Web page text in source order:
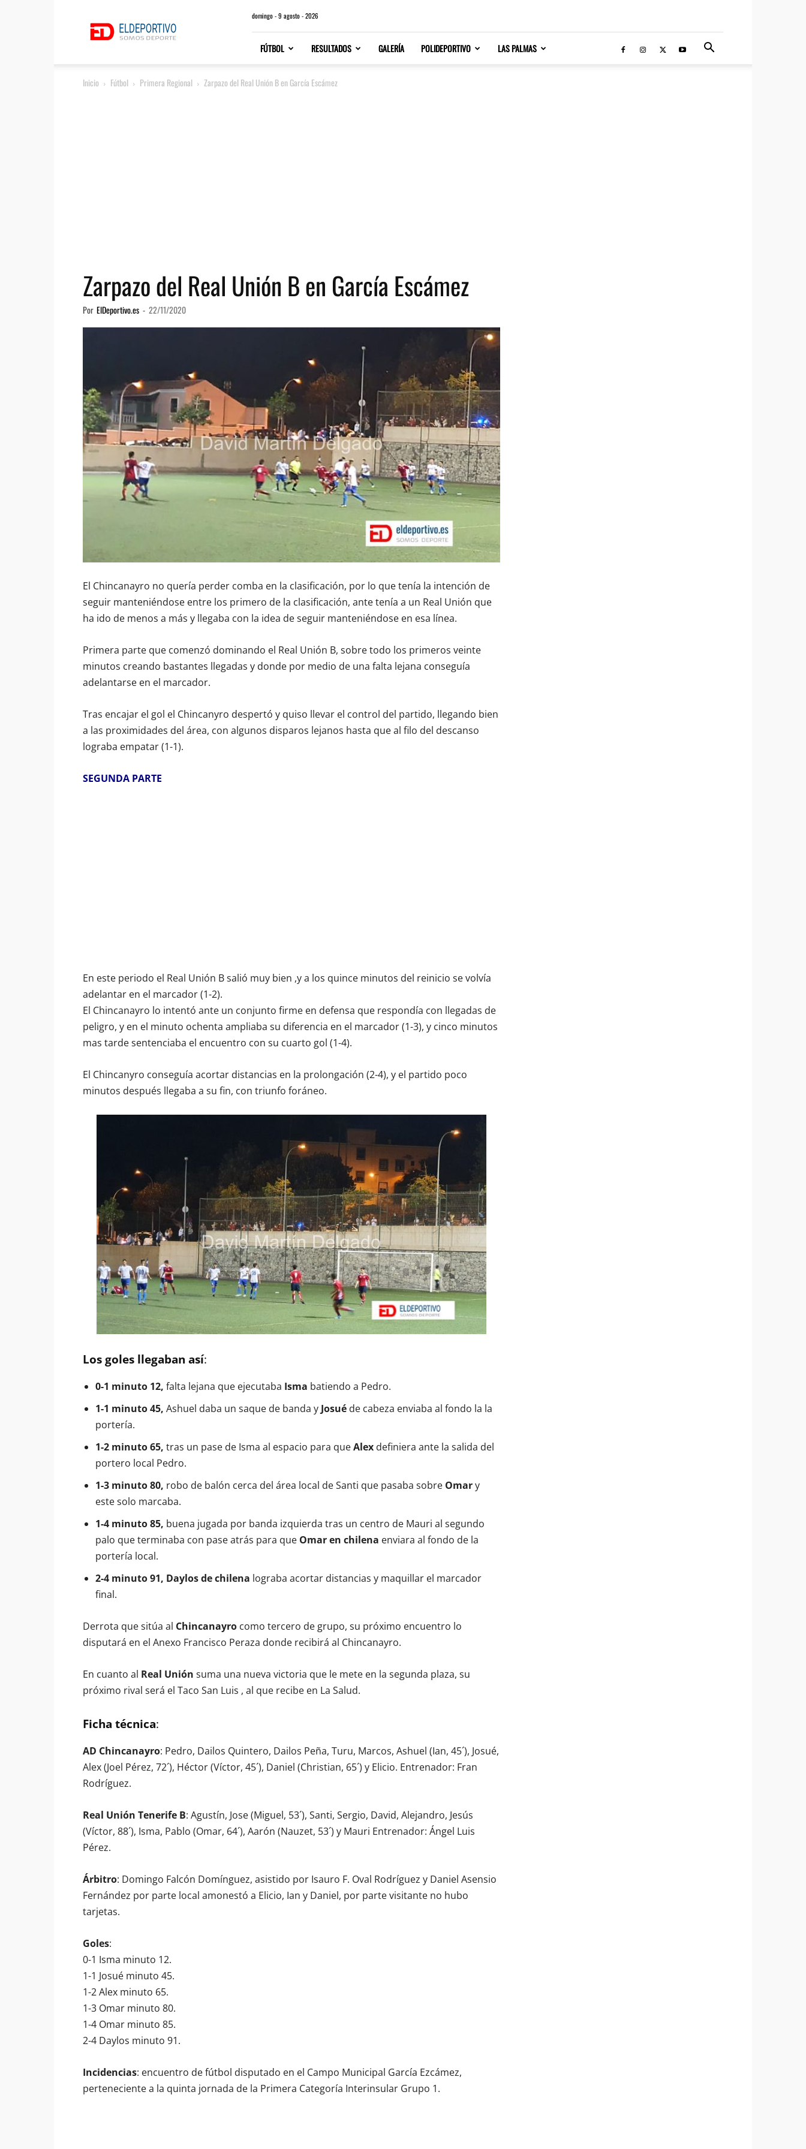
domingo - 9 agosto - 2026
FÚTBOL RESULTADOS GALERÍA POLIDEPORTIVO LAS PALMAS
Inicio Fútbol Primera Regional Zarpazo del Real Unión B en García Escámez
Zarpazo del Real Unión B en García Escámez
Por ElDeportivo.es - 22/11/2020
El Chincanayro no quería perder comba en la clasificación, por lo que tenía la intención de
seguir manteniéndose entre los primero de la clasificación, ante tenía a un Real Unión que
ha ido de menos a más y llegaba con la idea de seguir manteniéndose en esa línea.
Primera parte que comenzó dominando el Real Unión B, sobre todo los primeros veinte
minutos creando bastantes llegadas y donde por medio de una falta lejana conseguía
adelantarse en el marcador.
Tras encajar el gol el Chincanyro despertó y quiso llevar el control del partido, llegando bien
a las proximidades del área, con algunos disparos lejanos hasta que al filo del descanso
lograba empatar (1-1).
SEGUNDA PARTE
En este periodo el Real Unión B salió muy bien ,y a los quince minutos del reinicio se volvía
adelantar en el marcador (1-2).
El Chincanayro lo intentó ante un conjunto firme en defensa que respondía con llegadas de
peligro, y en el minuto ochenta ampliaba su diferencia en el marcador (1-3), y cinco minutos
mas tarde sentenciaba el encuentro con su cuarto gol (1-4).
El Chincanyro conseguía acortar distancias en la prolongación (2-4), y el partido poco
minutos después llegaba a su fin, con triunfo foráneo.
Los goles llegaban así:
0-1 minuto 12, falta lejana que ejecutaba Isma batiendo a Pedro.
1-1 minuto 45, Ashuel daba un saque de banda y Josué de cabeza enviaba al fondo la la
portería.
1-2 minuto 65, tras un pase de Isma al espacio para queAlex definiera ante la salida del
portero local Pedro.
1-3 minuto 80, robo de balón cerca del área local de Santi que pasaba sobre Omary
este solo marcaba.
1-4 minuto 85, buena jugada por banda izquierda tras un centro de Mauri al segundo
palo que terminaba con pase atrás para que Omar en chilena enviara al fondo de la
portería local.
2-4 minuto 91, Daylos de chilena lograba acortar distancias y maquillar el marcador
final.
Derrota que sitúa al Chincanayro como tercero de grupo, su próximo encuentro lo
disputará en el Anexo Francisco Peraza donde recibirá al Chincanayro.
En cuanto al Real Unión suma una nueva victoria que le mete en la segunda plaza, su
próximo rival será el Taco San Luis , al que recibe en La Salud.
Ficha técnica:
AD Chincanayro: Pedro, Dailos Quintero, Dailos Peña, Turu, Marcos, Ashuel (Ian, 45´), Josué,
Alex (Joel Pérez, 72´), Héctor (Víctor, 45´), Daniel (Christian, 65´) y Elicio. Entrenador: Fran
Rodríguez.
Real Unión Tenerife B: Agustín, Jose (Miguel, 53´), Santi, Sergio, David, Alejandro, Jesús
(Víctor, 88´), Isma, Pablo (Omar, 64´), Aarón (Nauzet, 53´) y Mauri Entrenador: Ángel Luis
Pérez.
Árbitro: Domingo Falcón Domínguez, asistido por Isauro F. Oval Rodríguez y Daniel Asensio
Fernández por parte local amonestó a Elicio, Ian y Daniel, por parte visitante no hubo
tarjetas.
Goles:
0-1 Isma minuto 12.
1-1 Josué minuto 45.
1-2 Alex minuto 65.
1-3 Omar minuto 80.
1-4 Omar minuto 85.
2-4 Daylos minuto 91.
Incidencias: encuentro de fútbol disputado en el Campo Municipal García Ezcámez,
perteneciente a la quinta jornada de la Primera Categoría Interinsular Grupo 1.